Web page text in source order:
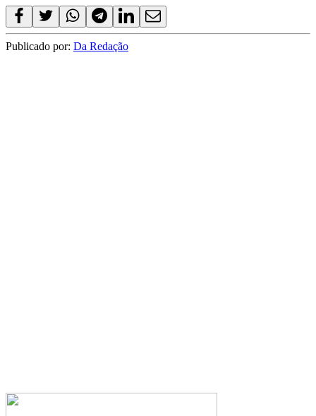
Publicado por: Da Redação